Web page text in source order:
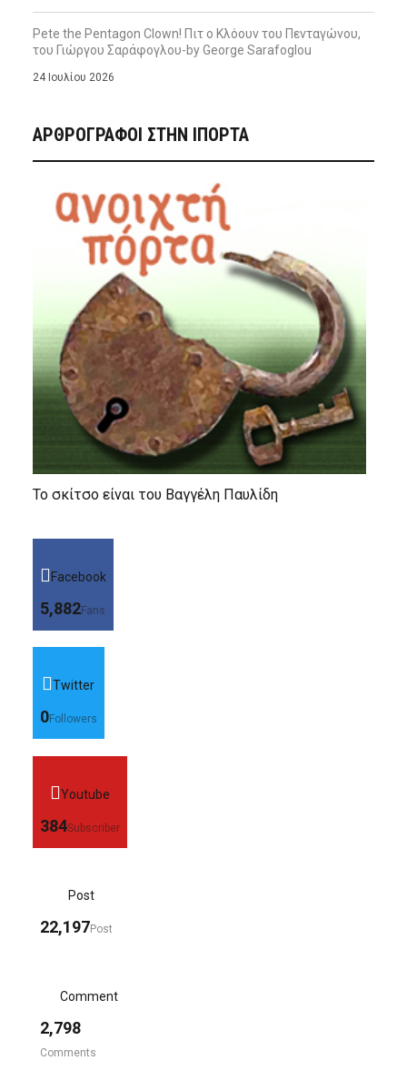
Pete the Pentagon Clown! Πιτ ο Κλόουν του Πενταγώνου,
του Γιώργου Σαράφογλου-by George Sarafoglou
24 Ιουλίου 2026
ΑΡΘΡΟΓΡΑΦΟΙ ΣΤΗΝ IΠΟΡΤΑ
Το σκίτσο είναι του Βαγγέλη Παυλίδη
Facebook
5,882Fans
Twitter
0Followers
Youtube
384Subscriber
Post
22,197Post
Comment
2,798
Comments